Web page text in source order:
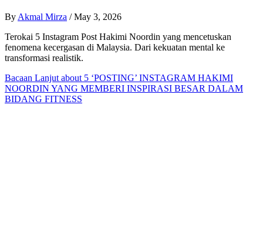
By Akmal Mirza / May 3, 2026
Terokai 5 Instagram Post Hakimi Noordin yang mencetuskan
fenomena kecergasan di Malaysia. Dari kekuatan mental ke
transformasi realistik.
Bacaan Lanjut about 5 ‘POSTING’ INSTAGRAM HAKIMI
NOORDIN YANG MEMBERI INSPIRASI BESAR DALAM
BIDANG FITNESS